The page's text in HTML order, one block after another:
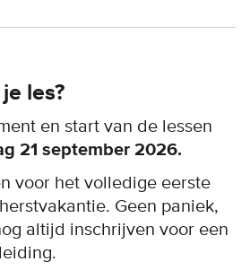
les?
en start van de lessen
21 september 2026.
voor het volledige eerste
Geen paniek,
altijd inschrijven voor een